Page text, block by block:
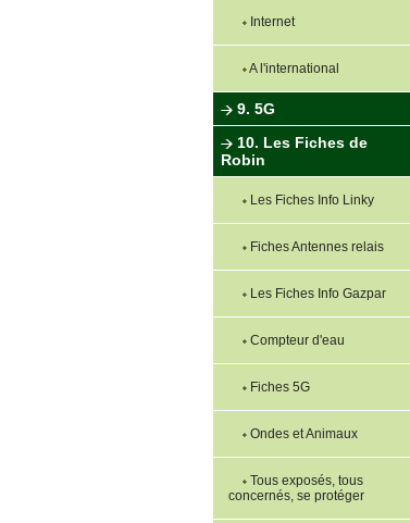
Internet
A l'international
9. 5G
10. Les Fiches de
Robin
Les Fiches Info Linky
Fiches Antennes relais
Les Fiches Info Gazpar
Compteur d'eau
Fiches 5G
Ondes et Animaux
Tous exposés, tous
concernés, se protéger